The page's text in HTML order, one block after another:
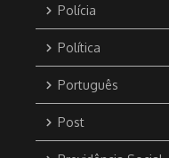
Polícia
Política
Português
Post